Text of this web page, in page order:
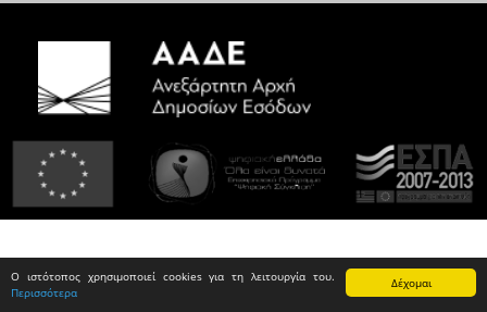
Δέχομαι
Ο ιστότοπος χρησιμοποιεί cookies για τη λειτουργία του.
Περισσότερα